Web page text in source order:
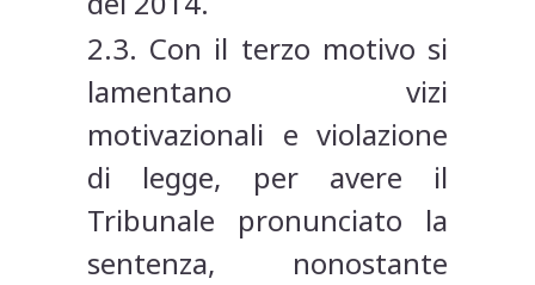
2.3. Con il terzo motivo si
lamentano vizi
motivazionali e violazione
di legge, per avere il
Tribunale pronunciato la
sentenza, nonostante